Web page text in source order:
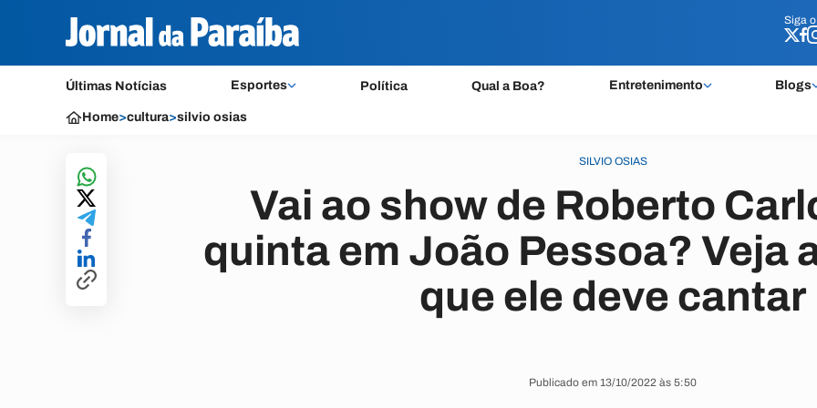
Siga o
Últimas Notícias Esportes Política Qual a Boa? Entretenimento Blogs
Siga o
Home>cultura>silvio osias
SILVIO OSIAS
Vai ao show de Roberto
quinta em João Pessoa? Veja
que ele deve cantar
Publicado em 13/10/2022 às 5:50